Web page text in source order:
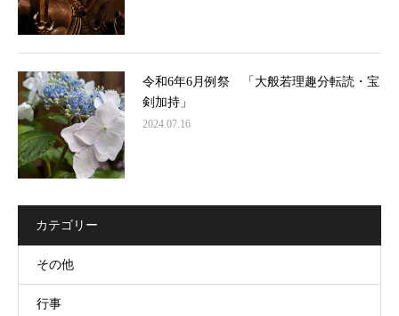
令和6年6月例祭 「大般若理趣分転読・宝
剣加持」
2024.07.16
カテゴリー
その他
行事